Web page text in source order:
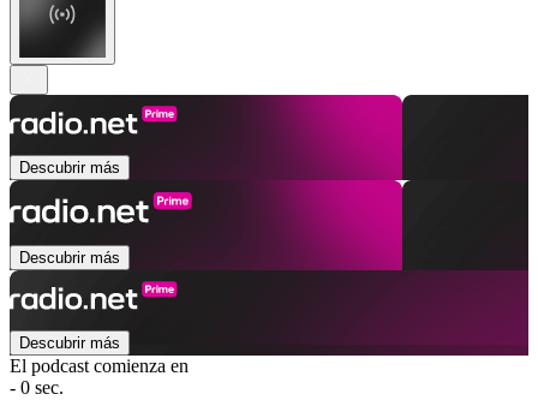
Descubrir más
Descubrir más
Descubrir más
El podcast comienza en
- 0 sec.